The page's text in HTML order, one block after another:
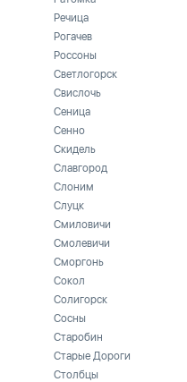
Речица
Рогачев
Россоны
Светлогорск
Свислочь
Сеница
Сенно
Скидель
Славгород
Слоним
Слуцк
Смиловичи
Смолевичи
Сморгонь
Сокол
Солигорск
Сосны
Старобин
Старые Дороги
Столбцы